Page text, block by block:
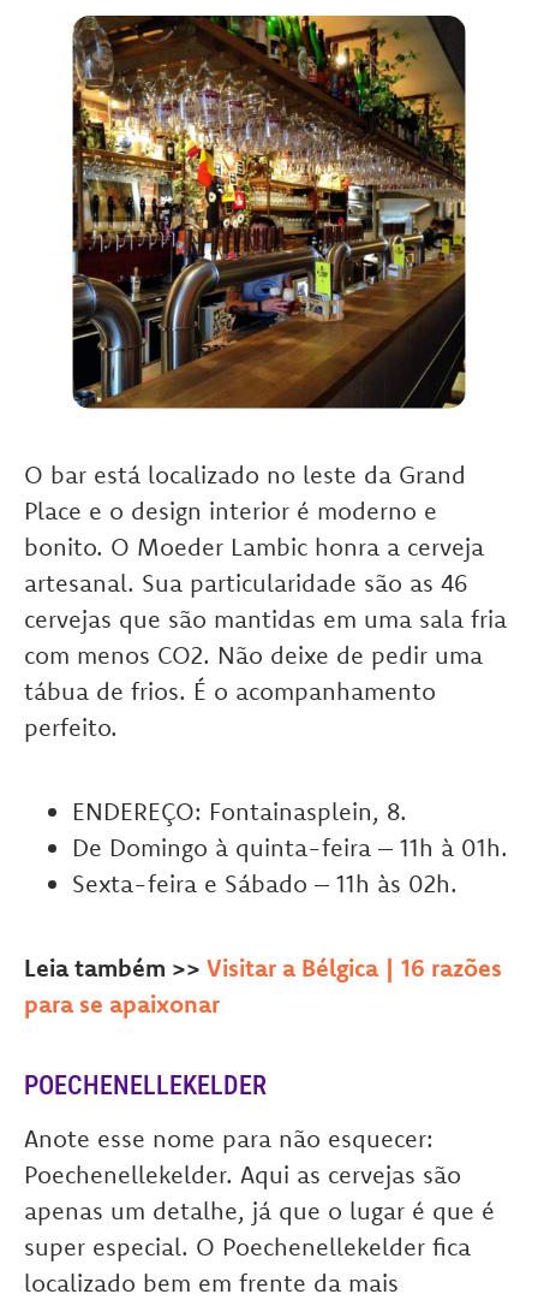
O bar está localizado no leste da Grand
Place e o design interior é moderno e
bonito. O Moeder Lambic honra a cerveja
artesanal. Sua particularidade são as 46
cervejas que são mantidas em uma sala fria
com menos CO2. Não deixe de pedir uma
tábua de frios. É o acompanhamento
perfeito.
ENDEREÇO: Fontainasplein, 8.
De Domingo à quinta-feira – 11h à 01h.
Sexta-feira e Sábado – 11h às 02h.
Leia também >> Visitar a Bélgica | 16 razões
para se apaixonar
POECHENELLEKELDER
Anote esse nome para não esquecer:
Poechenellekelder. Aqui as cervejas são
apenas um detalhe, já que o lugar é que é
super especial. O Poechenellekelder fica
localizado bem em frente da mais